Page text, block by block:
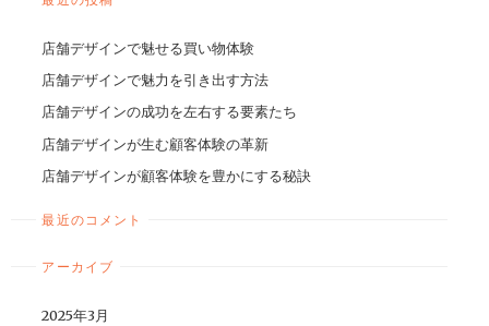
店舗デザインで魅せる買い物体験
店舗デザインで魅力を引き出す方法
店舗デザインの成功を左右する要素たち
店舗デザインが生む顧客体験の革新
店舗デザインが顧客体験を豊かにする秘訣
最近のコメント
アーカイブ
2025年3月